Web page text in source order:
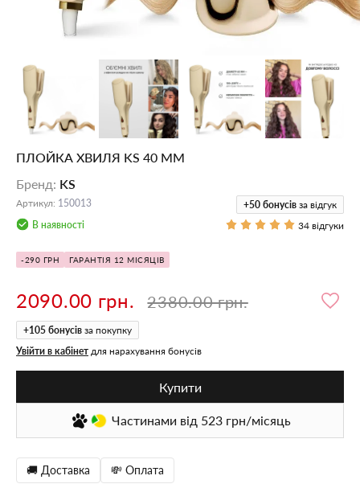
ПЛОЙКА ХВИЛЯ KS 40 ММ
Бренд: KS
Артикул: 150013
В наявності
+50 бонусів за відгук
34 відгуки
-290 ГРН ГАРАНТІЯ 12 МІСЯЦІВ
2090.00 грн. 2380.00 грн.
+105 бонусів за покупку
Увійти в кабінет для нарахування бонусів
Купити
Частинами від 523 грн/місяць
🚚 Доставка 💸 Оплата